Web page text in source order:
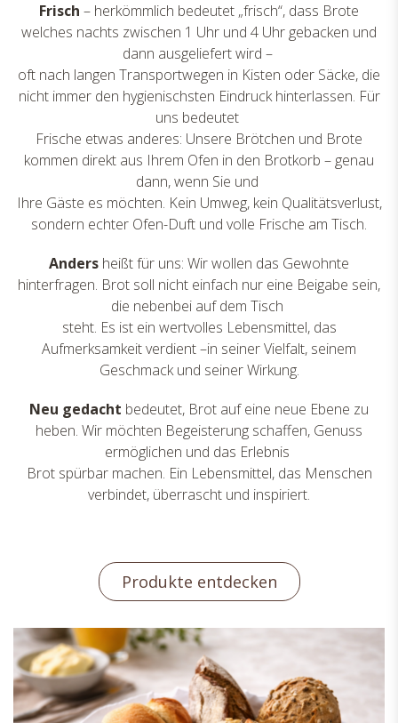
Frisch – herkömmlich bedeutet „frisch“, dass Brote
welches nachts zwischen 1 Uhr und 4 Uhr gebacken und
dann ausgeliefert wird –
oft nach langen Transportwegen in Kisten oder Säcke, die
nicht immer den hygienischsten Eindruck hinterlassen. Für
uns bedeutet
Frische etwas anderes: Unsere Brötchen und Brote
kommen direkt aus Ihrem Ofen in den Brotkorb – genau
dann, wenn Sie und
Ihre Gäste es möchten. Kein Umweg, kein Qualitätsverlust,
sondern echter Ofen-Duft und volle Frische am Tisch.
Anders heißt für uns: Wir wollen das Gewohnte
hinterfragen. Brot soll nicht einfach nur eine Beigabe sein,
die nebenbei auf dem Tisch
steht. Es ist ein wertvolles Lebensmittel, das
Aufmerksamkeit verdient –in seiner Vielfalt, seinem
Geschmack und seiner Wirkung.
Neu gedacht bedeutet, Brot auf eine neue Ebene zu
heben. Wir möchten Begeisterung schaffen, Genuss
ermöglichen und das Erlebnis
Brot spürbar machen. Ein Lebensmittel, das Menschen
verbindet, überrascht und inspiriert.
Produkte entdecken